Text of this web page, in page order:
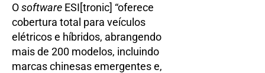
Osoftware ESI[tronic] “oferece
cobertura total para veículos
elétricos e híbridos, abrangendo
mais de 200 modelos, incluindo
marcas chinesas emergentes e,